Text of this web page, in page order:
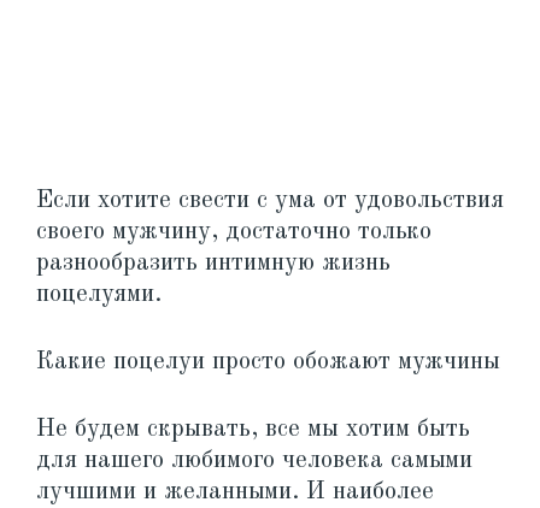
Если хотите свести с ума от удовольствия
своего мужчину, достаточно только
разнообразить интимную жизнь
поцелуями.
Какие поцелуи просто обожают мужчины
Не будем скрывать, все мы хотим быть
для нашего любимого человека самыми
лучшими и желанными. И наиболее